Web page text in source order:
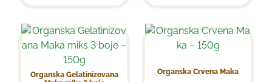
Organska Gelatinizovana
Organska Crvena Maka